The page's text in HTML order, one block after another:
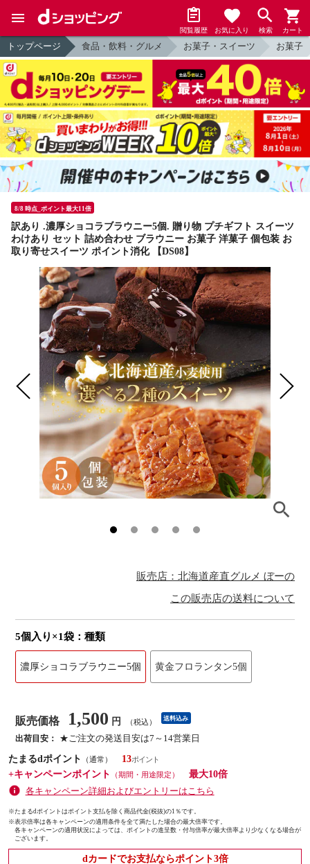
閲覧履歴 お気に入り 検索 カート
トップページ 食品・飲料・グルメ お菓子・スイーツ お菓子
8/8 時点_ポイント最大11倍
訳あり .濃厚ショコラブラウニー5個. 贈り物 プチギフト スイーツ
わけあり セット 詰め合わせ ブラウニー お菓子 洋菓子 個包装 お
取り寄せスイーツ ポイント消化 【DS08】
販売店：北海道産直グルメ ぼーの
この販売店の送料について
5個入り×1袋：種類
濃厚ショコラブラウニー5個 黄金フロランタン5個
販売価格 1,500 円 （税込） 送料込み
出荷目安：
★ご注文の発送目安は7～14営業日
たまるdポイント
（通常）
13
+キャンペーンポイント
（期間・用途限定）
最大10倍
各キャンペーン詳細およびエントリーはこちら
※たまるdポイントはポイント支払を除く商品代金(税抜)の1％です。
※表示倍率は各キャンペーンの適用条件を全て満たした場合の最大倍率です。
各キャンペーンの適用状況によっては、ポイントの進呈数・付与倍率が最大倍率より少なくなる場合が
ございます。
dカードでお支払ならポイント3倍